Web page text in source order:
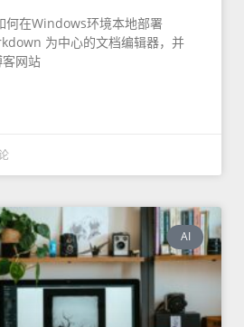
何在Windows环境本地部署
为中心的文档编辑器，并
网站
AI